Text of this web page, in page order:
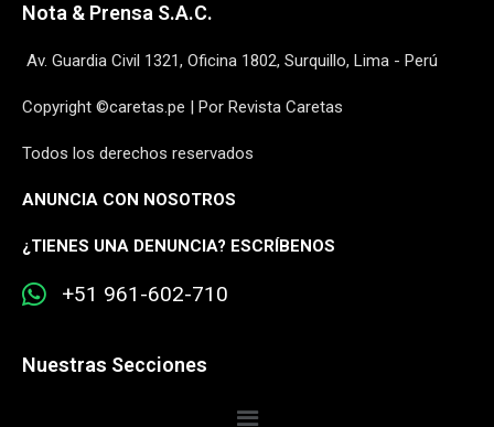
Nota & Prensa S.A.C.
Av. Guardia Civil 1321, Oficina 1802, Surquillo, Lima - Perú
Copyright ©caretas.pe | Por Revista Caretas
Todos los derechos reservados
ANUNCIA CON NOSOTROS
¿TIENES UNA DENUNCIA? ESCRÍBENOS
+51 961-602-710
Nuestras Secciones